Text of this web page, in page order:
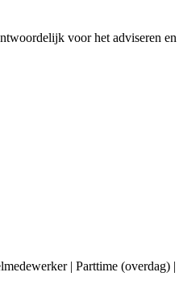
voor het adviseren
| Parttime (overdag)